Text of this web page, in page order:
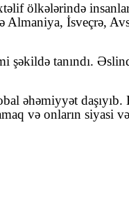
ölkələrində
Almaniya, İsveçrə,
tanındı.
əhəmiyyət daşıyıb.
və onların siyasi